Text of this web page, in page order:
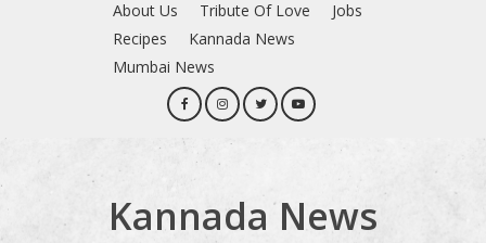
About Us Tribute Of Love
Jobs
Recipes
Kannada News
Mumbai News
Kannada News